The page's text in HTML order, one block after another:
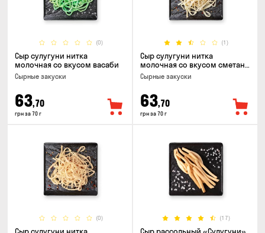
(0)
Сыр сулугуни нитка
молочная со вкусом васаби
Cырные закуски
63,70
грн за 70 г
(1)
Сыр сулугуни нитка
молочная со вкусом сметаны
и зелени
Cырные закуски
63,70
грн за 70 г
(0) (17)